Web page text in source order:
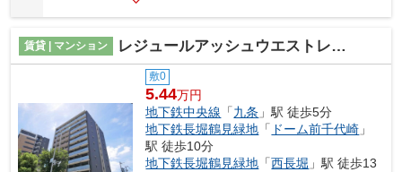
賃貸 | マンション レジュールアッシュウエストレジス
敷0
5.44万円
地下鉄中央線 「九条 」駅 徒歩5分
地下鉄長堀鶴見緑地 「 ドーム前千代崎 」
駅 徒歩10分
地下鉄長堀鶴見緑地 「西長堀 」駅 徒歩13